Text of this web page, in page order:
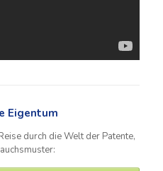
Eigentum
durch die Welt der Patente,